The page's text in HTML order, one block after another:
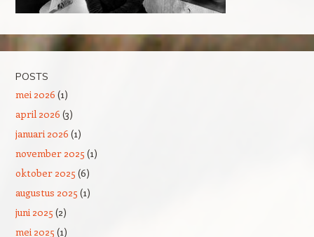
POSTS
mei 2026 (1)
april 2026 (3)
januari 2026 (1)
november 2025 (1)
oktober 2025 (6)
augustus 2025 (1)
juni 2025 (2)
mei 2025 (1)